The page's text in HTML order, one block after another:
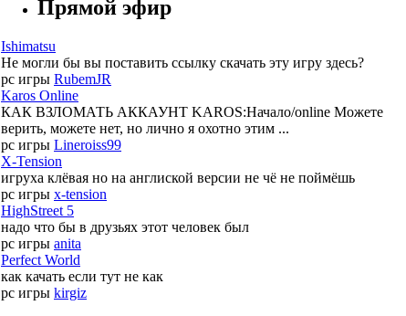
Прямой эфир
Ishimatsu
Не могли бы вы поставить ссылку скачать эту игру здесь?
pc игры RubemJR
Karos Online
КАК ВЗЛОМАТЬ АККАУНТ KAROS:Начало/online Можете
верить, можете нет, но лично я охотно этим ...
pc игры Lineroiss99
X-Tension
игруха клёвая но на англиской версии не чё не поймёшь
pc игры x-tension
HighStreet 5
надо что бы в друзьях этот человек был
pc игры anita
Perfect World
как качать если тут не как
pc игры kirgiz